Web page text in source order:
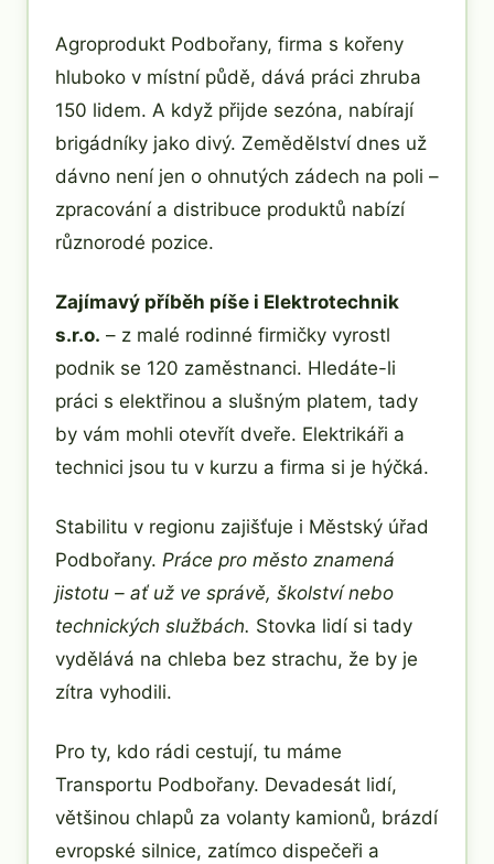
Agroprodukt Podbořany, firma s kořeny
hluboko v místní půdě, dává práci zhruba
150 lidem. A když přijde sezóna, nabírají
brigádníky jako divý. Zemědělství dnes už
dávno není jen o ohnutých zádech na poli –
zpracování a distribuce produktů nabízí
různorodé pozice.
Zajímavý příběh píše i Elektrotechnik
s.r.o. – z malé rodinné firmičky vyrostl
podnik se 120 zaměstnanci. Hledáte-li
práci s elektřinou a slušným platem, tady
by vám mohli otevřít dveře. Elektrikáři a
technici jsou tu v kurzu a firma si je hýčká.
Stabilitu v regionu zajišťuje i Městský úřad
Podbořany. Práce pro město znamená
jistotu – ať už ve správě, školství nebo
technických službách. Stovka lidí si tady
vydělává na chleba bez strachu, že by je
zítra vyhodili.
Pro ty, kdo rádi cestují, tu máme
Transportu Podbořany. Devadesát lidí,
většinou chlapů za volanty kamionů, brázdí
evropské silnice, zatímco dispečeři a